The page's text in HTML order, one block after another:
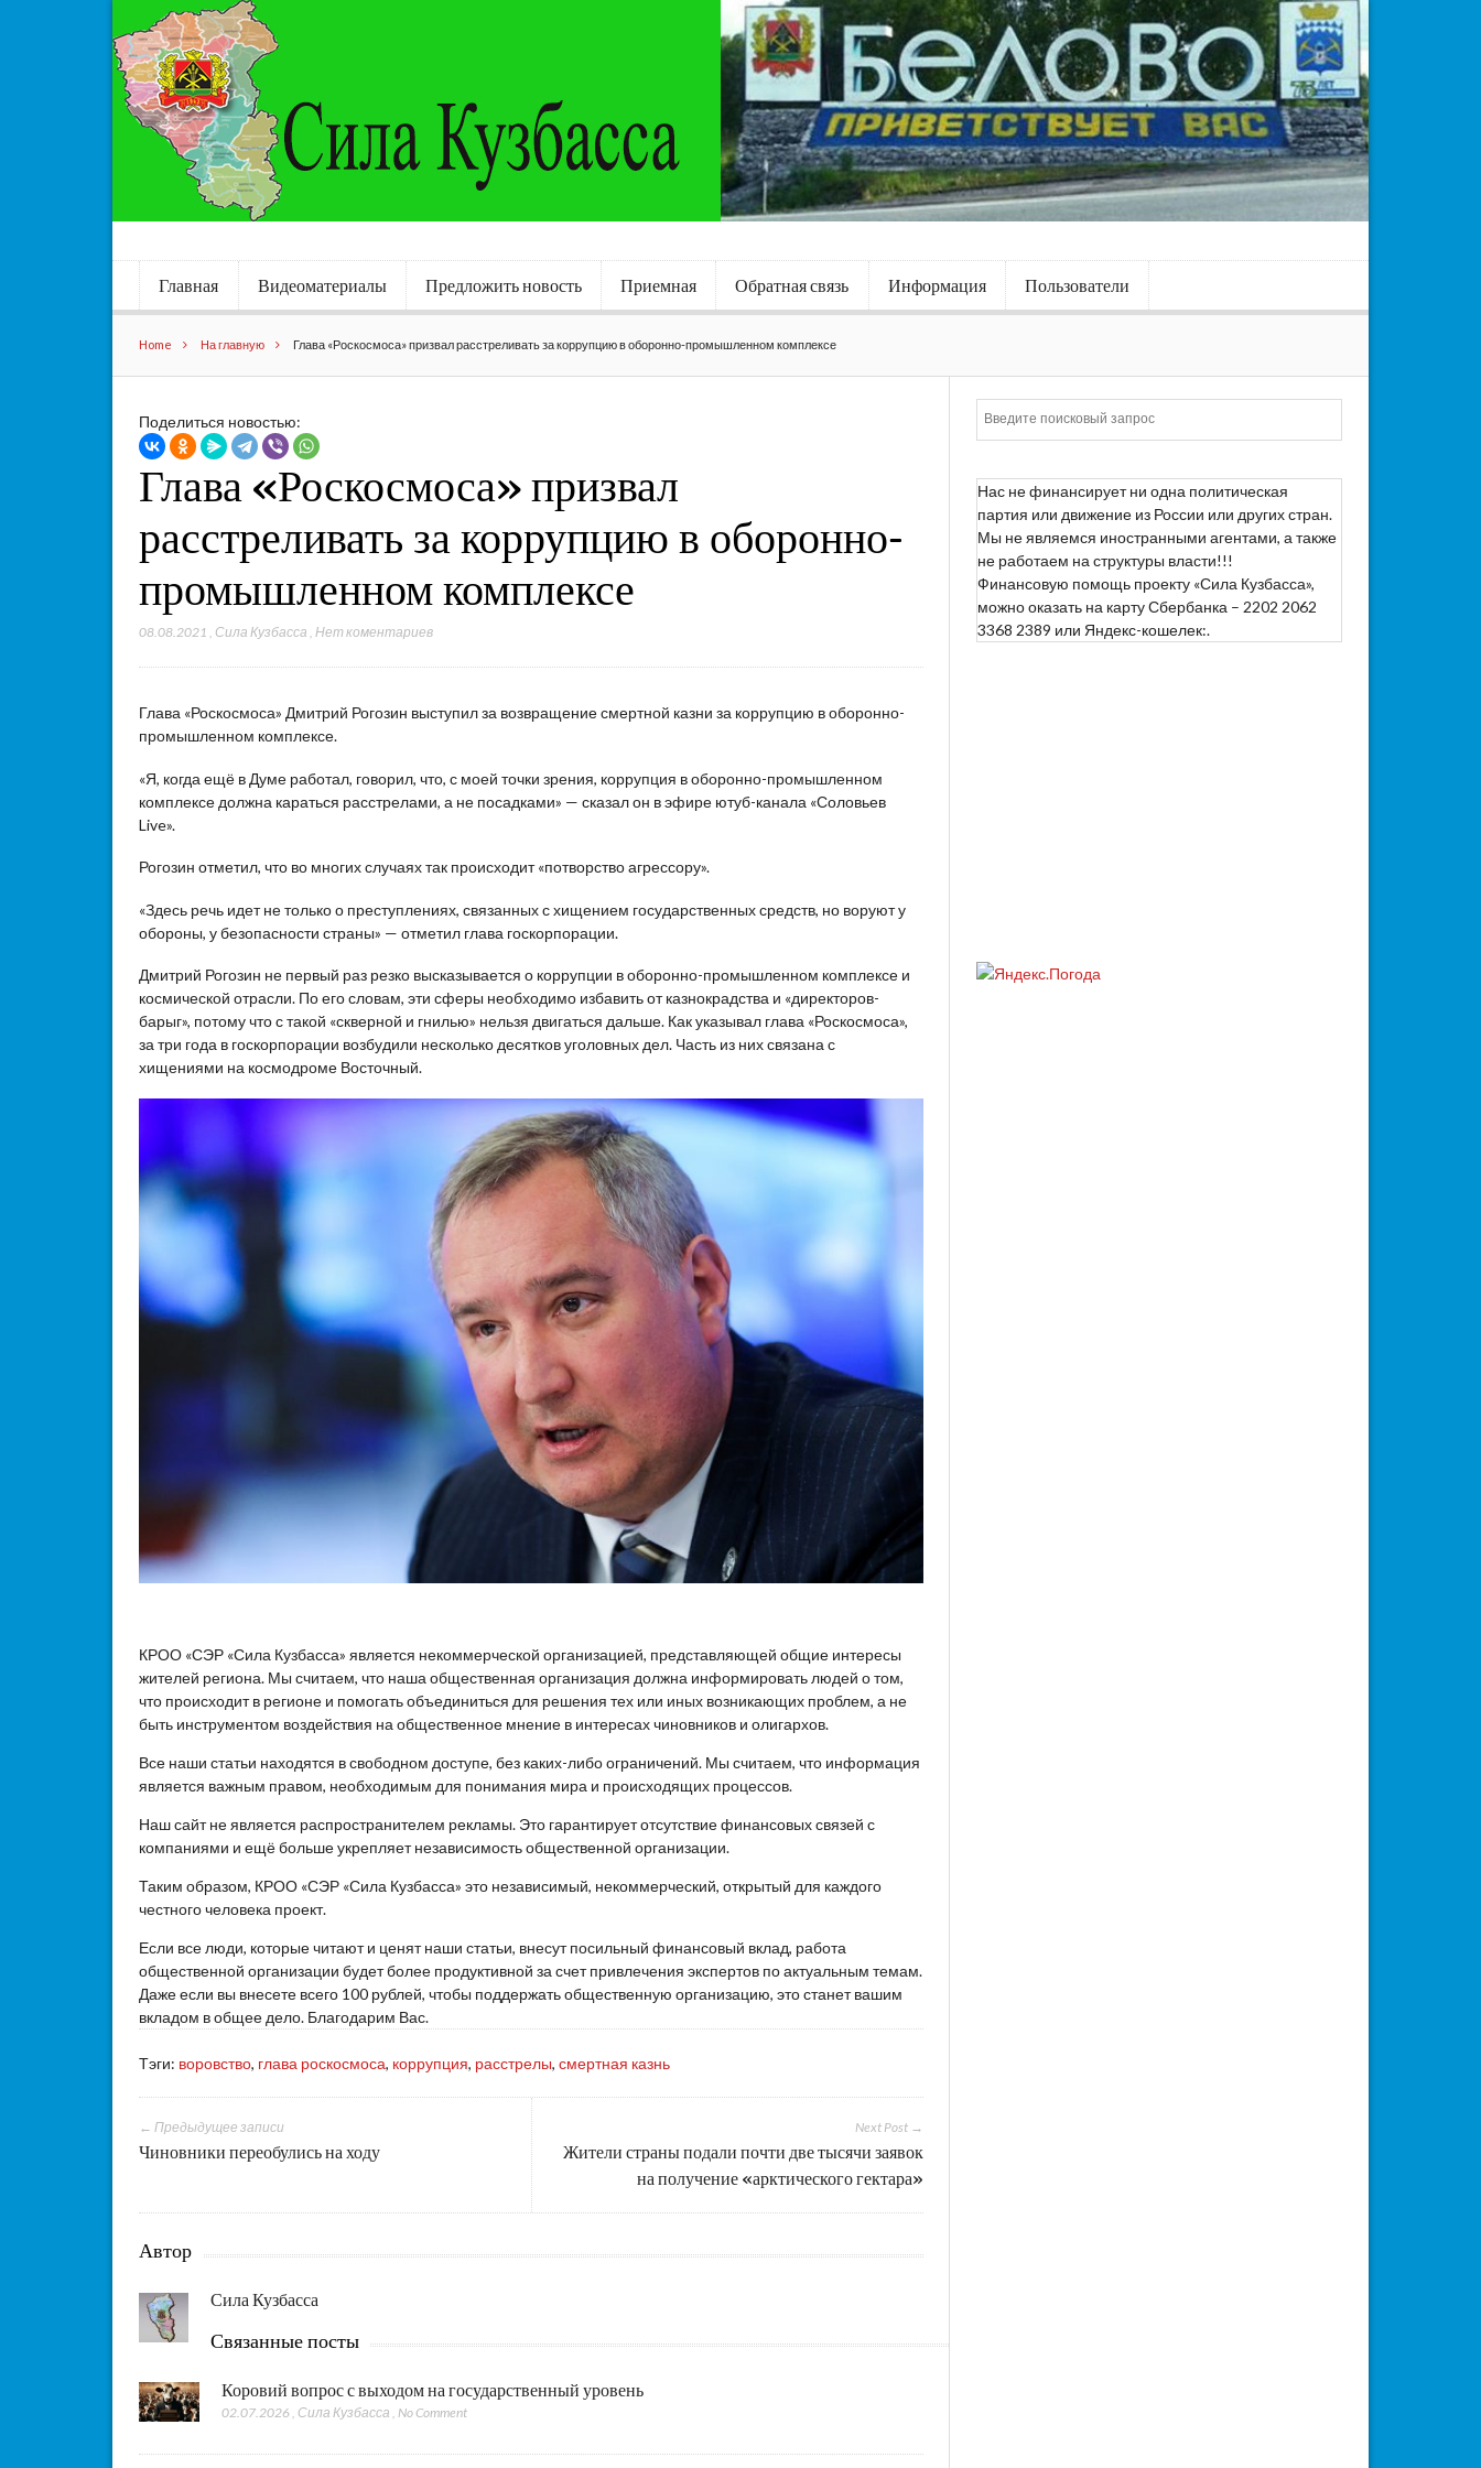
Главная Видеоматериалы Предложить новость Приемная Обратная связь Информация Пользователи
Home На главную Глава «Роскосмоса» призвал расстреливать за коррупцию в оборонно-промышленном комплексе
Поделиться новостью:
Глава «Роскосмоса» призвал
расстреливать за коррупцию в оборонно-
промышленном комплексе
08.08.2021 Сила Кузбасса ,Нет коментариев
Глава «Роскосмоса» Дмитрий Рогозин выступил за возвращение смертной казни за коррупцию в оборонно-
промышленном комплексе.
«Я, когда ещё в Думе работал, говорил, что, с моей точки зрения, коррупция в оборонно-промышленном
комплексе должна караться расстрелами, а не посадками» — сказал он в эфире ютуб-канала «Соловьев
Live».
Рогозин отметил, что во многих случаях так происходит «потворство агрессору».
«Здесь речь идет не только о преступлениях, связанных с хищением государственных средств, но воруют у
обороны, у безопасности страны» — отметил глава госкорпорации.
Дмитрий Рогозин не первый раз резко высказывается о коррупции в оборонно-промышленном комплексе и
космической отрасли. По его словам, эти сферы необходимо избавить от казнокрадства и «директоров-
барыг», потому что с такой «скверной и гнилью» нельзя двигаться дальше. Как указывал глава «Роскосмоса»,
за три года в госкорпорации возбудили несколько десятков уголовных дел. Часть из них связана с
хищениями на космодроме Восточный.
КРОО «СЭР «Сила Кузбасса» является некоммерческой организацией, представляющей общие интересы
жителей региона. Мы считаем, что наша общественная организация должна информировать людей о том,
что происходит в регионе и помогать объединиться для решения тех или иных возникающих проблем, а не
быть инструментом воздействия на общественное мнение в интересах чиновников и олигархов.
Все наши статьи находятся в свободном доступе, без каких-либо ограничений. Мы считаем, что информация
является важным правом, необходимым для понимания мира и происходящих процессов.
Наш сайт не является распространителем рекламы. Это гарантирует отсутствие финансовых связей с
компаниями и ещё больше укрепляет независимость общественной организации.
Таким образом, КРОО «СЭР «Сила Кузбасса» это независимый, некоммерческий, открытый для каждого
честного человека проект.
Если все люди, которые читают и ценят наши статьи, внесут посильный финансовый вклад, работа
общественной организации будет более продуктивной за счет привлечения экспертов по актуальным темам.
Даже если вы внесете всего 100 рублей, чтобы поддержать общественную организацию, это станет вашим
вкладом в общее дело. Благодарим Вас.
Тэги: воровство, глава роскосмоса, коррупция, расстрелы,смертная казнь
Next Post →
Жители страны подали почти две тысячи заявок
на получение «арктического гектара»
← Предыдущее записи
Чиновники переобулись на ходу
Автор
Сила Кузбасса
Связанные посты
Коровий вопрос с выходом на государственный уровень
02.07.2026 , Сила Кузбасса ,No Comment
Нас не финансирует ни одна политическая
партия или движение из России или других стран.
Мы не являемся иностранными агентами, а также
не работаем на структуры власти!!!
Финансовую помощь проекту «Сила Кузбасса»,
можно оказать на карту Сбербанка – 2202 2062
3368 2389 или Яндекс-кошелек:.